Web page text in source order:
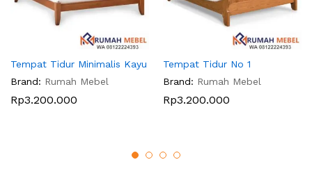
Tempat Tidur Minimalis Kayu
Brand: Rumah Mebel
Rp3.200.000
Tempat Tidur No 1
Brand: Rumah Mebel
Rp3.200.000